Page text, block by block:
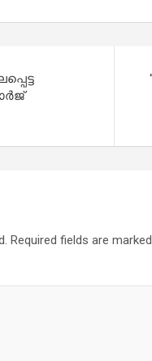
Required fields are marked